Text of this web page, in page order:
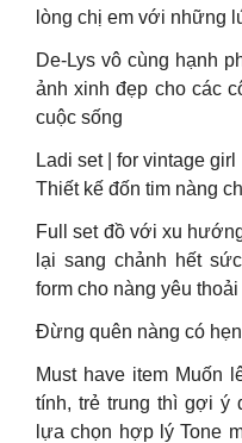
lòng chị em với những
De-Lys vô cùng hạnh
ảnh xinh đẹp cho các
cuộc sống
Ladi set | for vintage girl
Thiết kế đốn tim nàng
Full set đồ với xu
lại sang chảnh hết
form cho nàng yêu
Đừng quên nàng có
Must have item Muốn
tính, trẻ trung thì gợi ý
lựa chọn hợp lý Tone